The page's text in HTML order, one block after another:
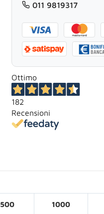
011 9819317
Ottimo
182
Recensioni
500 1000